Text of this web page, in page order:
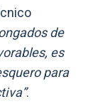
de
es
para
.